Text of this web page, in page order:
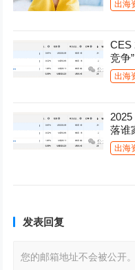
出海
CES
竞争”
出海
落谁
出海
发表回复
您的邮箱地址不会被公开。